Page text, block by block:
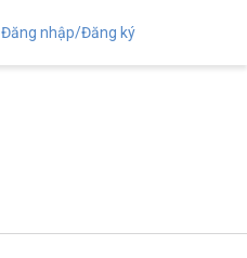
Đăng nhập/Đăng ký